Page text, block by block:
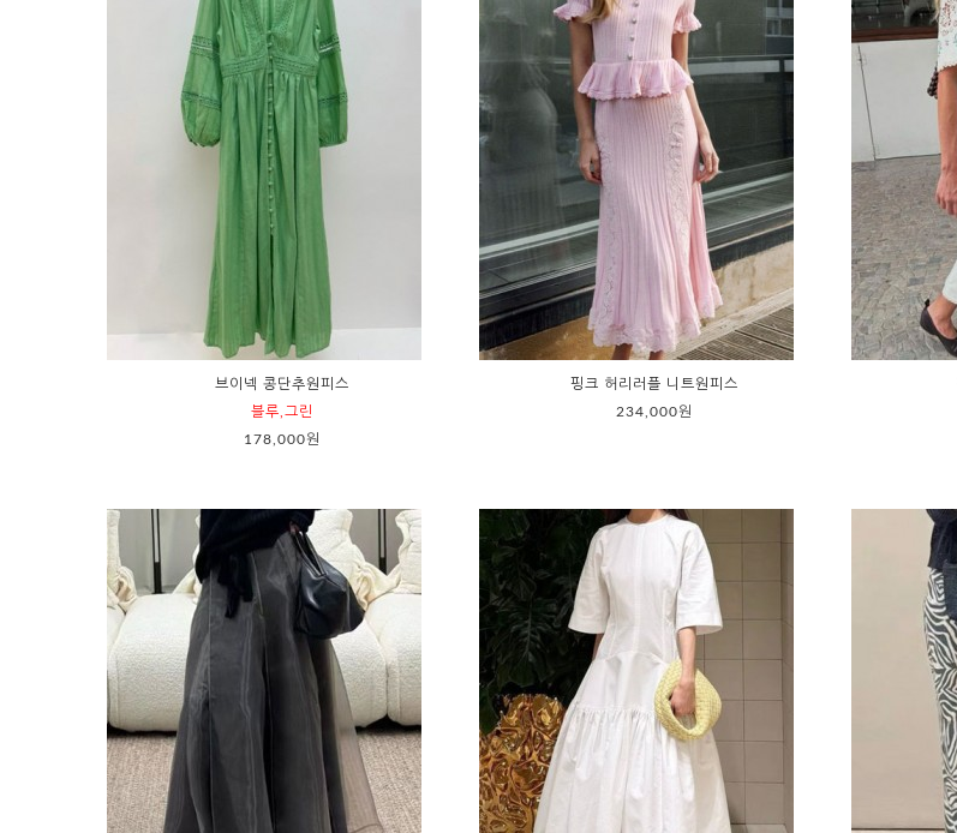
브이넥 콩단추원피스
블루,그린
178,000원
핑크 허리러플 니트원피스
234,000원